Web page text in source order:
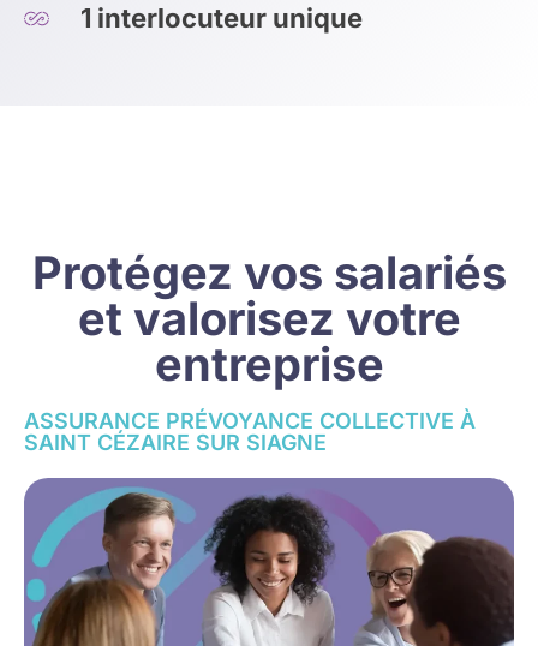
1 interlocuteur unique
Protégez vos salariés
et valorisez votre
entreprise
ASSURANCE PRÉVOYANCE COLLECTIVE À
SAINT CÉZAIRE SUR SIAGNE